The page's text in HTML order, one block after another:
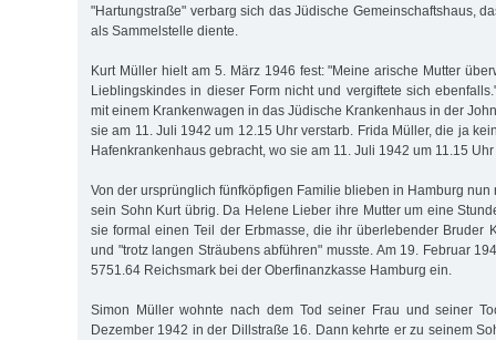
"Hartungstraße" verbarg sich das Jüdische Gemeinschaftshaus,
als Sammelstelle diente.
Kurt Müller hielt am 5. März 1946 fest: "Meine arische Mutter
Lieblingskindes in dieser Form nicht und vergiftete sich
mit einem Krankenwagen in das Jüdische Krankenhaus in der
sie am 11. Juli 1942 um 12.15 Uhr verstarb. Frida Müller, die ja
Hafenkrankenhaus gebracht, wo sie am 11. Juli 1942 um 11.15
Von der ursprünglich fünfköpfigen Familie blieben in Hamburg nun
sein Sohn Kurt übrig. Da Helene Lieber ihre Mutter um eine
sie formal einen Teil der Erbmasse, die ihr überlebender Bruder
und "trotz langen Sträubens abführen" musste. Am 19. Februar
5751.64 Reichsmark bei der Oberfinanzkasse Hamburg ein.
Simon Müller wohnte nach dem Tod seiner Frau und seiner
Dezember 1942 in der Dillstraße 16. Dann kehrte er zu seinem